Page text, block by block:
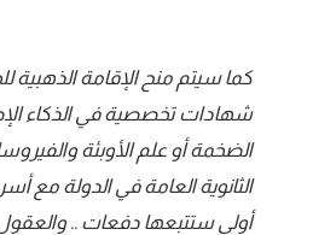
كما سيتم منح الإقامة الذهبية
شهادات تخصصية في الذكاء
الضخمة أو علم الأوبئة
الثانوية العامة في الدولة مع
أولى ستتبعها دفعات ..